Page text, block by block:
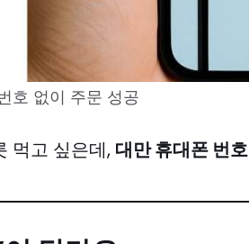
호 없이 주문 성공
먹고 싶은데, 대만 휴대폰 번